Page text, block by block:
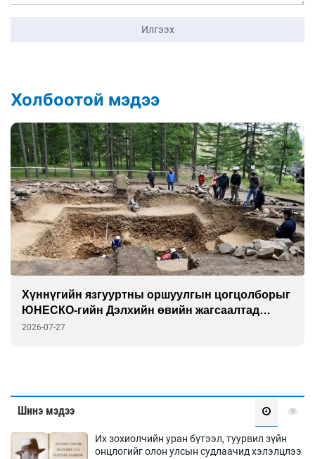
Илгээх
Холбоотой мэдээ
Хүннүгийн язгууртны оршуулгын цогцолборыг
ЮНЕСКО-гийн Дэлхийн өвийн жагсаалтад
бүртгэлээ
2026-07-27
Шинэ мэдээ
Их зохиолчийн уран бүтээл, туурвил зүйн
онцлогийг олон улсын судлаачид хэлэлцлээ